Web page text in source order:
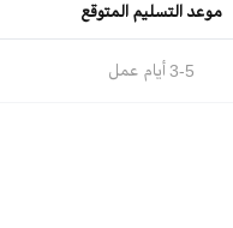
موعد التسليم المتوقع
3-5أيام عمل